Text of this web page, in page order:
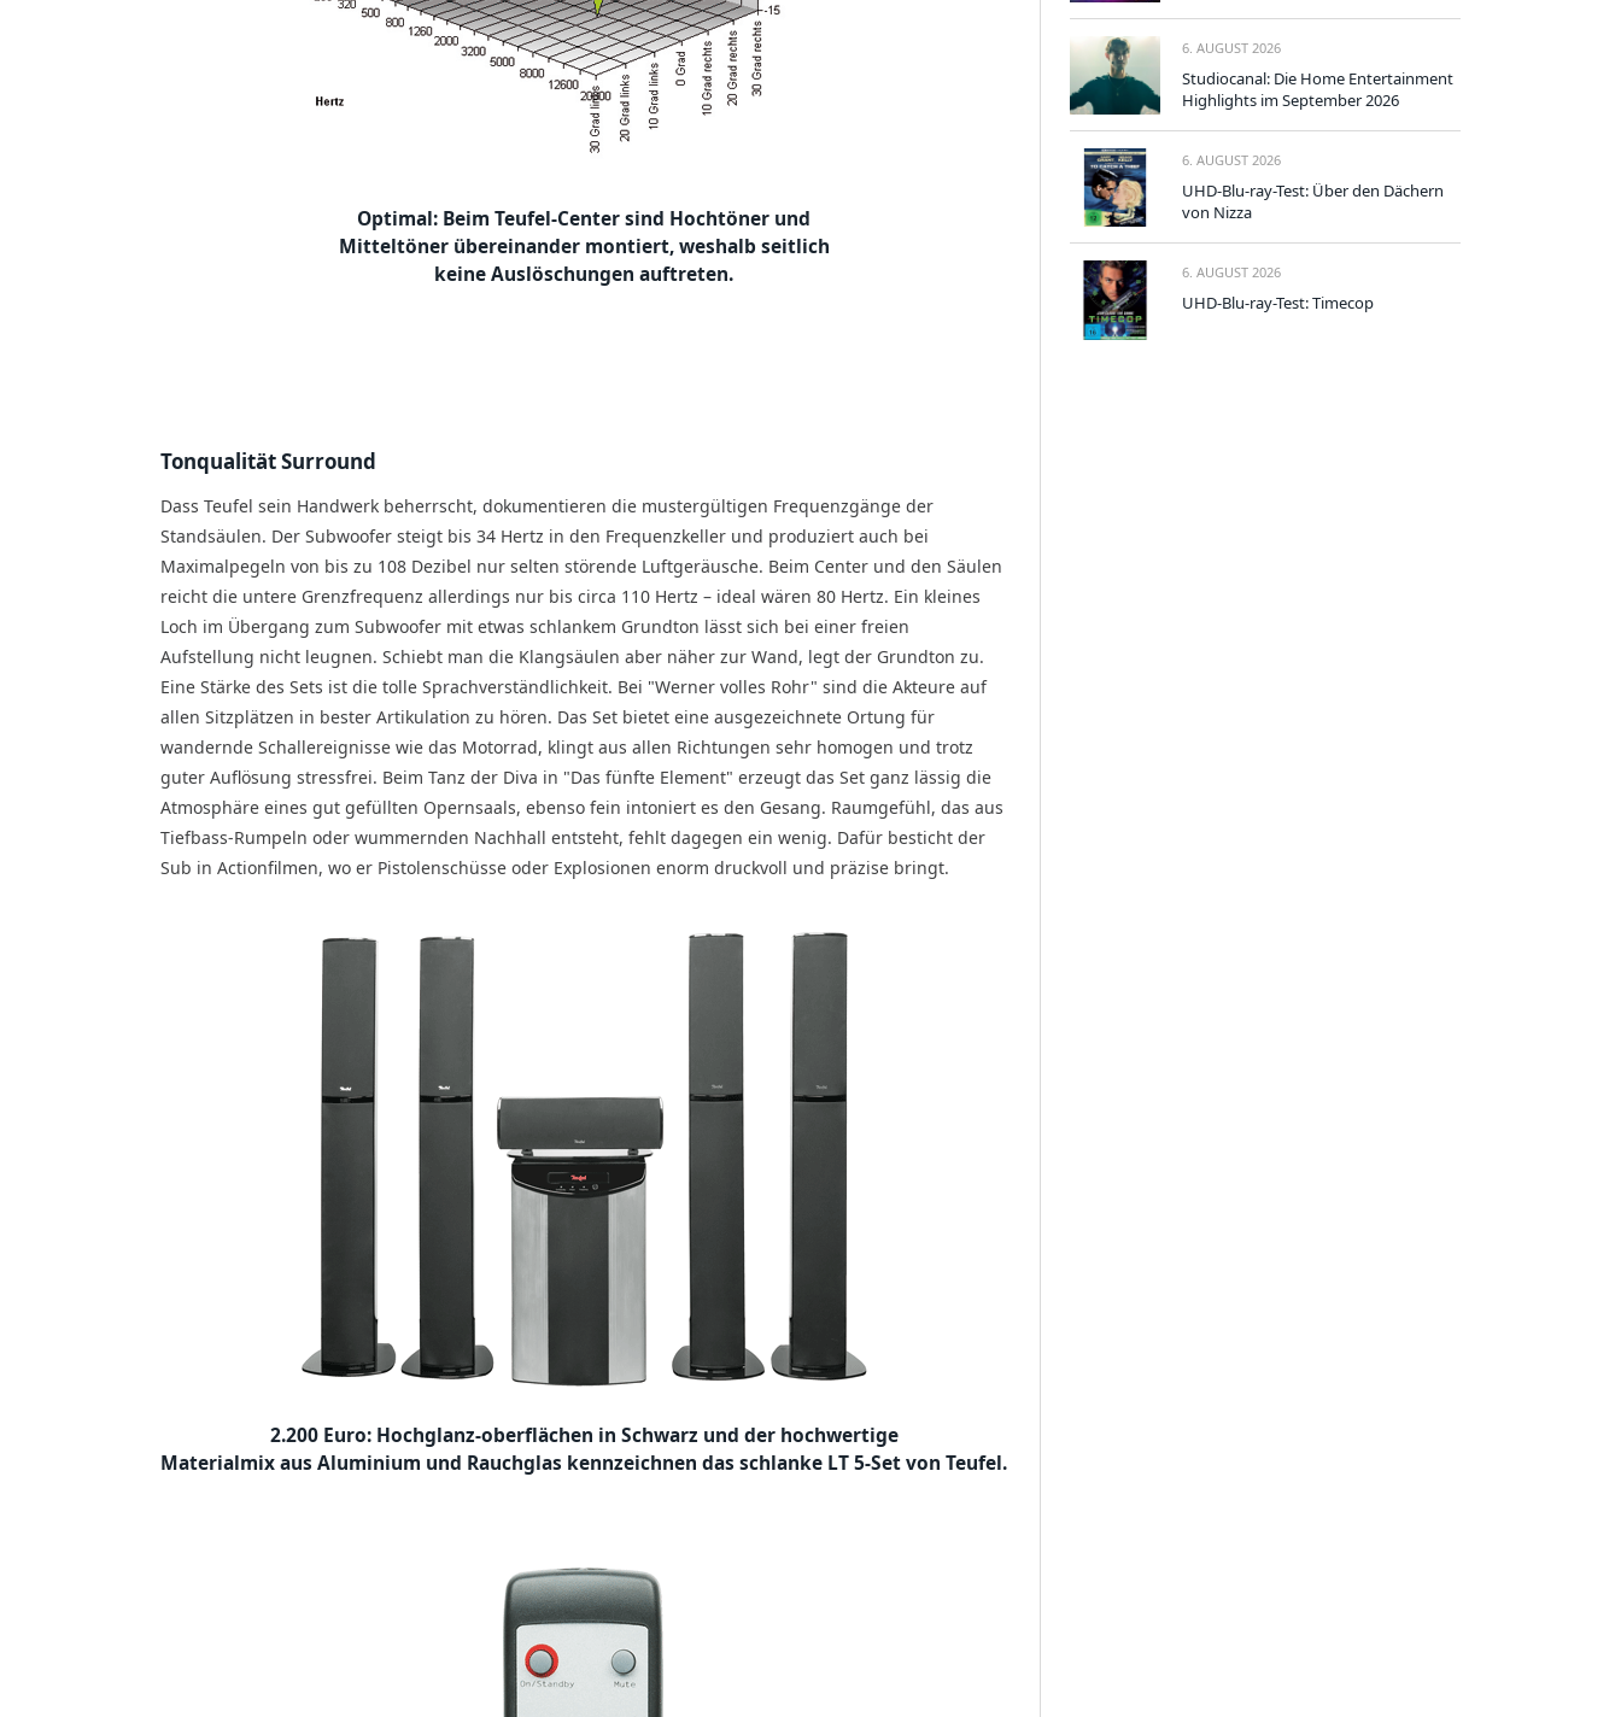
Optimal: Beim Teufel-Center sind Hochtöner und
Mitteltöner übereinander montiert, weshalb seitlich
keine Auslöschungen auftreten.
Tonqualität Surround
Dass Teufel sein Handwerk beherrscht, dokumentieren die mustergültigen Frequenzgänge der
Standsäulen. Der Subwoofer steigt bis 34 Hertz in den Frequenzkeller und produziert auch bei
Maximalpegeln von bis zu 108 Dezibel nur selten störende Luftgeräusche. Beim Center und den Säulen
reicht die untere Grenzfrequenz allerdings nur bis circa 110 Hertz – ideal wären 80 Hertz. Ein kleines
Loch im Übergang zum Subwoofer mit etwas schlankem Grundton lässt sich bei einer freien
Aufstellung nicht leugnen. Schiebt man die Klangsäulen aber näher zur Wand, legt der Grundton zu.
Eine Stärke des Sets ist die tolle Sprachverständlichkeit. Bei "Werner volles Rohr" sind die Akteure auf
allen Sitzplätzen in bester Artikulation zu hören. Das Set bietet eine ausgezeichnete Ortung für
wandernde Schallereignisse wie das Motorrad, klingt aus allen Richtungen sehr homogen und trotz
guter Auflösung stressfrei. Beim Tanz der Diva in "Das fünfte Element" erzeugt das Set ganz lässig die
Atmosphäre eines gut gefüllten Opernsaals, ebenso fein intoniert es den Gesang. Raumgefühl, das aus
Tiefbass-Rumpeln oder wummernden Nachhall entsteht, fehlt dagegen ein wenig. Dafür besticht der
Sub in Actionfilmen, wo er Pistolenschüsse oder Explosionen enorm druckvoll und präzise bringt.
2.200 Euro: Hochglanz-oberflächen in Schwarz und der hochwertige
Materialmix aus Aluminium und Rauchglas kennzeichnen das schlanke LT 5-Set von Teufel.
6. AUGUST 2026
Studiocanal: Die Home Entertainment
Highlights im September 2026
6. AUGUST 2026
UHD-Blu-ray-Test: Über den Dächern
von Nizza
6. AUGUST 2026
UHD-Blu-ray-Test: Timecop